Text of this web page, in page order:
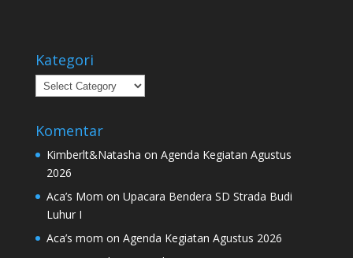
Kategori
Kategori
Komentar
Kimberlt&Natasha on Agenda Kegiatan Agustus
2026
Aca’s Mom on Upacara Bendera SD Strada Budi
Luhur I
Aca’s mom on Agenda Kegiatan Agustus 2026